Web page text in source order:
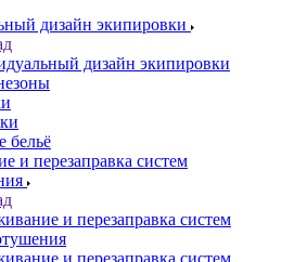
дизайн экипировки
дизайн экипировки
бельё
и перезаправка систем
и перезаправка систем
и перезаправка систем